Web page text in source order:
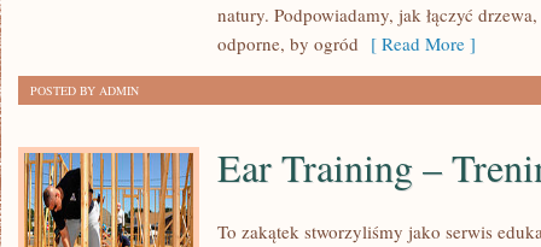
natury. Podpowiadamy, jak łączyć
odporne, by ogród [ Read More ]
POSTED BY ADMIN
Ear Training –
To zakątek stworzyliśmy jako serwis